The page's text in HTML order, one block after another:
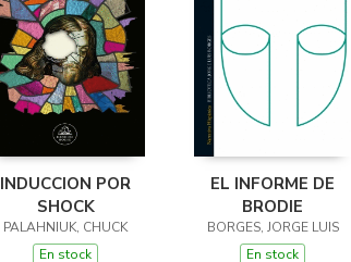
INDUCCION POR
SHOCK
PALAHNIUK, CHUCK
En stock
EL INFORME DE
BRODIE
BORGES, JORGE LUIS
En stock